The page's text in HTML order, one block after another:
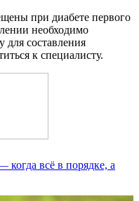
при диабете первого
необходимо
составления
к специалисту.
когда всё в порядке, а